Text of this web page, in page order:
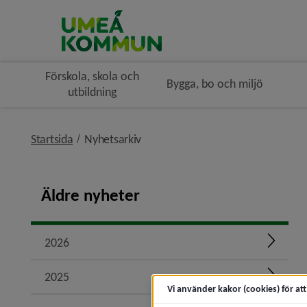
Förskola, skola och
utbildning
Bygga, bo och miljö
Startsida Nyhetsarkivnivå i brödsmulenavigeringen
Äldre nyheter
2026
2025
Vi använder kakor (cookies) för